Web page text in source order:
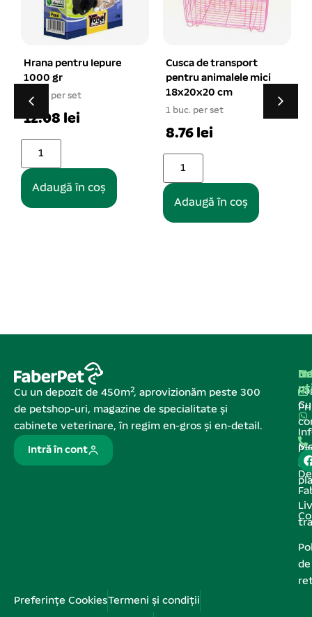
Cusca de transport
pentru animalele mici
18x20x20 cm
1 buc. per set
Adaugă în coș
Roata de alergare
pentru rozatoare 14
cm
1 buc. per set
16.96 lei
Cu un depozit de 450m², aprovizionăm peste 300
de petshop-uri, magazine de specialitate și
cabinete veterinare, în regim en-gros și en-detail.
Intră în cont
de
de
Preferințe CookiesTermeni și condiții